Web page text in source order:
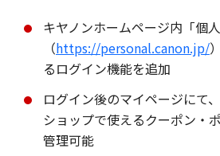
キヤノンホームページ内「個
（https://personal.canon.jp/
るログイン機能を追加
ログイン後のマイページにて
ショップで使えるクーポン・
管理可能